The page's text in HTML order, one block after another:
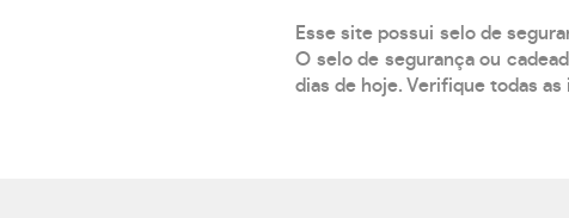
Esse site possui selo de
O selo de segurança ou
dias de hoje. Verifique todas